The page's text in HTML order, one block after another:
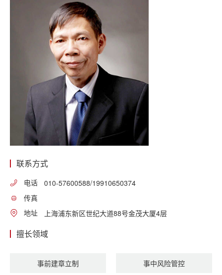
联系方式
电话
010-57600588/19910650374
传真
地址
上海浦东新区世纪大道88号金茂大厦4层
擅长领域
事前建章立制 事中风险管控